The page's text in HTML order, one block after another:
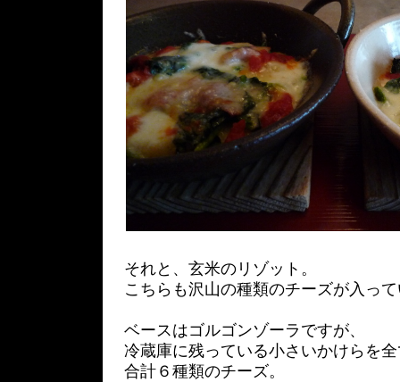
それと、玄米のリゾット。
こちらも沢山の種類のチーズが入っ
ベースはゴルゴンゾーラですが、
冷蔵庫に残っている小さいかけらを
合計６種類のチーズ。